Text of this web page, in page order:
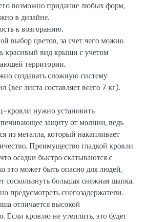
возможно придание любых форм,
в дизайне.
к возгоранию.
выбор цветов, за счет чего можно
красивый вид крыши с учетом
территории.
создавать сложную систему
(вес листа составляет всего 7 кг).
кровли нужно установить
защиту от молнии, ведь
из металла, который накапливает
Преимущество гладкой кровли
осадки быстро скатываются с
это может быть опасно для людей,
соскользнуть большая снежная шапка.
предусмотреть снегозадержатели.
отличается высокой
Если кровлю не утеплить, это будет